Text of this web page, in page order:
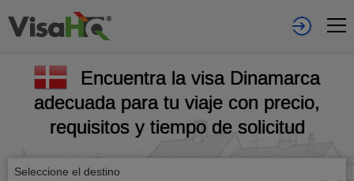
Encuentra la visa Dinamarca
adecuada para tu viaje con precio,
requisitos y tiempo de solicitud
Seleccione el destino